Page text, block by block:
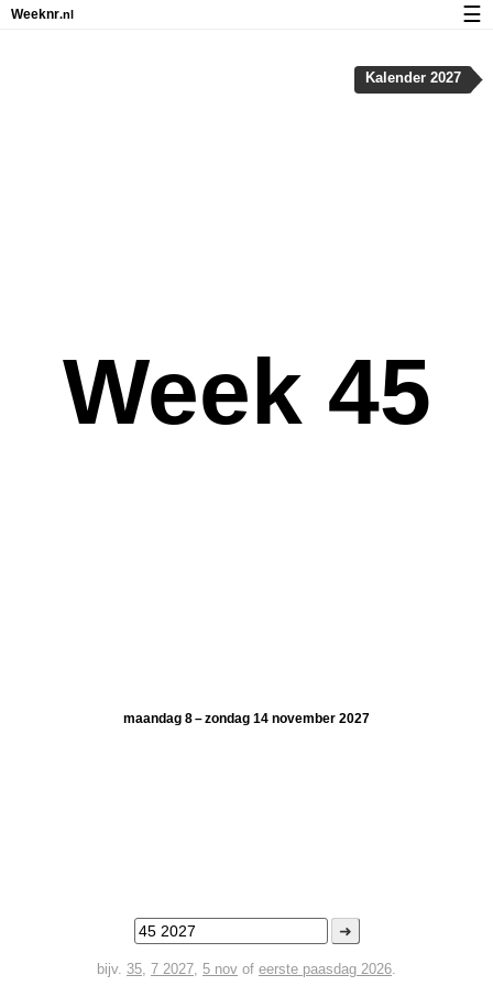
Week 45
maandag 8 – zondag 14 november 2027
➜
bijv. 35, 7 2027, 5 nov of eerste paasdag 2026.
Kalender 2027
Weeknr.nl ☰